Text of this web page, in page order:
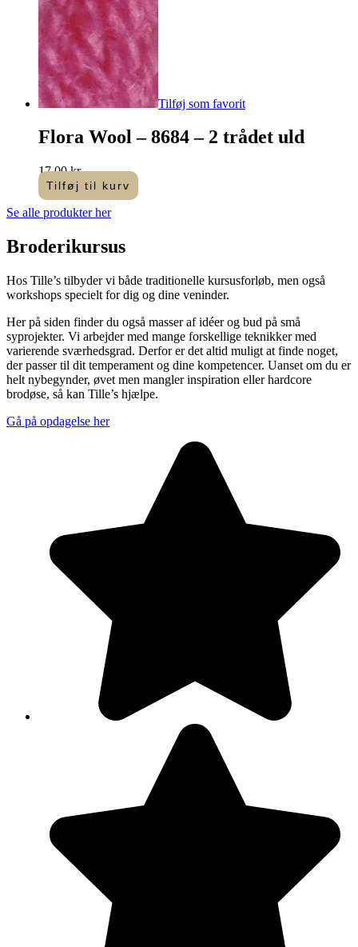
Tilføj som favorit
Flora Wool – 8684 – 2 trådet uld
17,00kr.
Tilføj til kurv
Se alle produkter her
Broderikursus
Hos Tille’s tilbyder vi både traditionelle kursusforløb, men også
workshops specielt for dig og dine veninder.
Her på siden finder du også masser af idéer og bud på små
syprojekter. Vi arbejder med mange forskellige teknikker med
varierende sværhedsgrad. Derfor er det altid muligt at finde noget,
der passer til dit temperament og dine kompetencer. Uanset om du er
helt nybegynder, øvet men mangler inspiration eller hardcore
brodøse, så kan Tille’s hjælpe.
Gå på opdagelse her